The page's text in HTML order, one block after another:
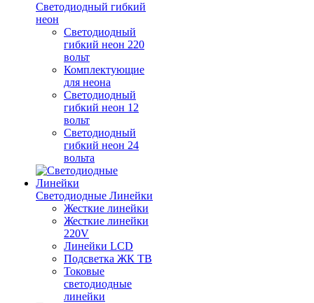
Светодиодный гибкий
неон
Светодиодный
гибкий неон 220
вольт
Комплектующие
для неона
Светодиодный
гибкий неон 12
вольт
Светодиодный
гибкий неон 24
вольта
Светодиодные Линейки
Жесткие линейки
Жесткие линейки
220V
Линейки LCD
Подсветка ЖК ТВ
Токовые
светодиодные
линейки